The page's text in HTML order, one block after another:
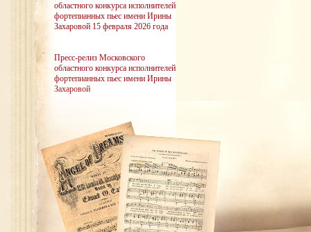
областного конкурса исполнителей
фортепианных пьес имени Ирины
Захаровой 15 февраля 2026 года
Пресс-релиз Московского
областного конкурса исполнителей
фортепианных пьес имени Ирины
Захаровой